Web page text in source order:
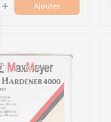
phosphatant
apprêt phosphatant
1L pour apprêt
- Durcisseur 1L
la quantité pour
Augmenter la quantité
Ajouter